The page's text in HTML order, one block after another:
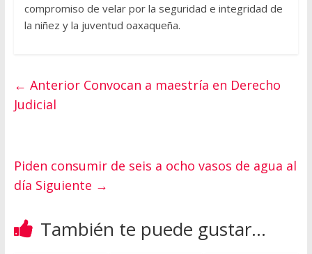
compromiso de velar por la seguridad e integridad de
la niñez y la juventud oaxaqueña.
← AnteriorConvocan a maestría en Derecho
Judicial
Piden consumir de seis a ocho vasos de agua al
día Siguiente →
También te puede gustar...